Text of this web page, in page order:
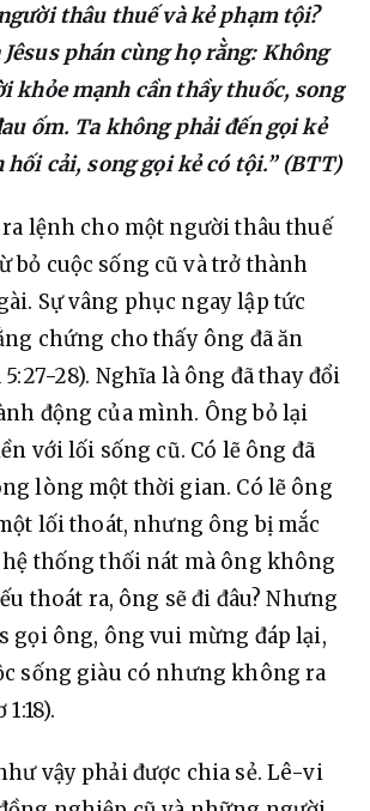
thâu thuế và kẻ phạm tội?
phán cùng họ rằng: Không
khỏe mạnh cần thầy thuốc, song
ốm. Ta không phải đến gọi kẻ
hối cải, song gọi kẻ có tội.” (BTT)
ra lệnh cho một người thâu thuế
bỏ cuộc sống cũ và trở thành
Sự vâng phục ngay lập tức
chứng cho thấy ông đã ăn
28). Nghĩa là ông đã thay đổi
động của mình. Ông bỏ lại
với lối sống cũ. Có lẽ ông đã
lòng một thời gian. Có lẽ ông
lối thoát, nhưng ông bị mắc
thống thối nát mà ông không
thoát ra, ông sẽ đi đâu? Nhưng
gọi ông, ông vui mừng đáp lại,
sống giàu có nhưng không ra
vậy phải được chia sẻ. Lê-vi